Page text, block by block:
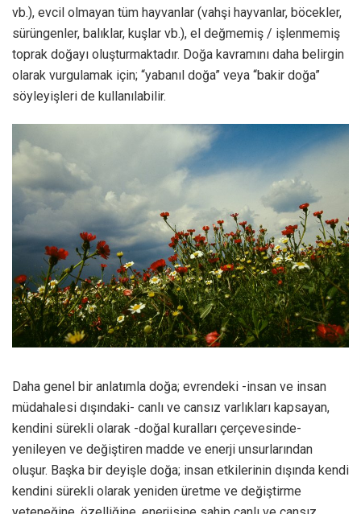
vb.), evcil olmayan tüm hayvanlar (vahşi hayvanlar, böcekler,
sürüngenler, balıklar, kuşlar vb.), el değmemiş / işlenmemiş
toprak doğayı oluşturmaktadır. Doğa kavramını daha belirgin
olarak vurgulamak için; “yabanıl doğa” veya “bakir doğa”
söyleyişleri de kullanılabilir.
Daha genel bir anlatımla doğa; evrendeki -insan ve insan
müdahalesi dışındaki- canlı ve cansız varlıkları kapsayan,
kendini sürekli olarak -doğal kuralları çerçevesinde-
yenileyen ve değiştiren madde ve enerji unsurlarından
oluşur. Başka bir deyişle doğa; insan etkilerinin dışında kendi
kendini sürekli olarak yeniden üretme ve değiştirme